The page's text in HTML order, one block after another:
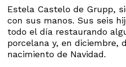
Estela Castelo de Grupp,
con sus manos. Sus seis
todo el día restaurando
porcelana y, en diciembre,
nacimiento de Navidad.